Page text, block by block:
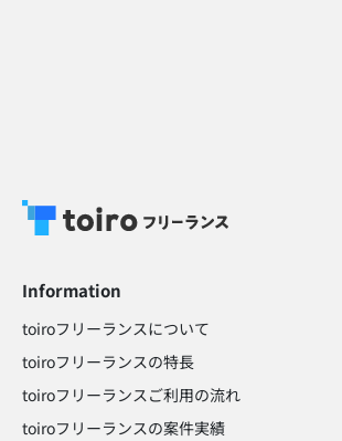
Information
toiroフリーランスについて
toiroフリーランスの特長
toiroフリーランスご利用の流れ
toiroフリーランスの案件実績